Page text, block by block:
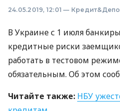
24.05.2019, 12:01 —
В Украине с 1 июля
кредитные риски
работать в тестовом
обязательным. Об этом
Читайте также: НБУ